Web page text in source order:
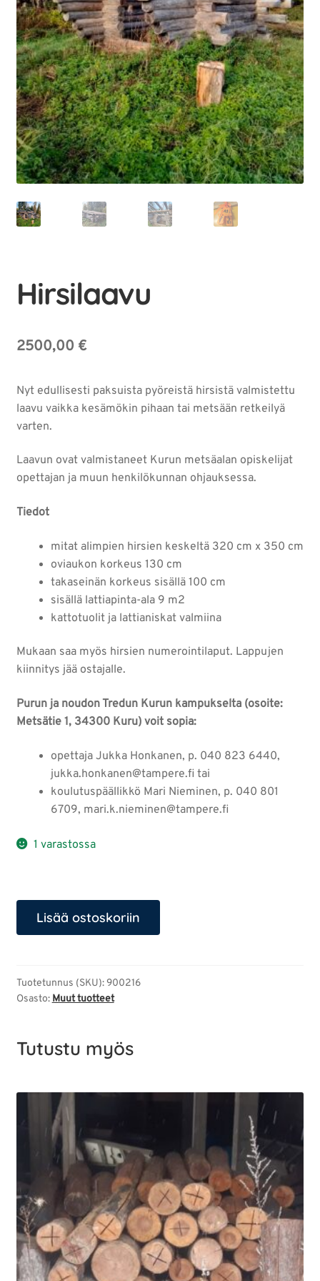
Hirsilaavu
2500,00 €
Nyt edullisesti paksuista pyöreistä hirsistä valmistettu
laavu vaikka kesämökin pihaan tai metsään retkeilyä
varten.
Laavun ovat valmistaneet Kurun metsäalan opiskelijat
opettajan ja muun henkilökunnan ohjauksessa.
Tiedot
mitat alimpien hirsien keskeltä 320 cm x 350 cm
oviaukon korkeus 130 cm
takaseinän korkeus sisällä 100 cm
sisällä lattiapinta-ala 9 m2
kattotuolit ja lattianiskat valmiina
Mukaan saa myös hirsien numerointilaput. Lappujen
kiinnitys jää ostajalle.
Purun ja noudon Tredun Kurun kampukselta (osoite:
Metsätie 1, 34300 Kuru) voit sopia:
opettaja Jukka Honkanen, p. 040 823 6440,
jukka.honkanen@tampere.fi tai
koulutuspäällikkö Mari Nieminen, p. 040 801
6709, mari.k.nieminen@tampere.fi
1 varastossa
määräLisää ostoskoriin
Tuotetunnus (SKU):900216
Osasto: Muut tuotteet
Tutustu myös